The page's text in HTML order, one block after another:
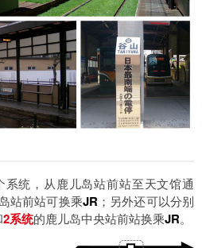
统，从鹿儿岛站前站至天文馆通
站前站可换乘JR ；另外还可以分别
2系统的鹿儿岛中央站前站换乘JR。